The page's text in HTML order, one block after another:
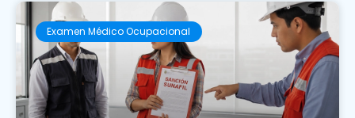
Examen Médico Ocupacional